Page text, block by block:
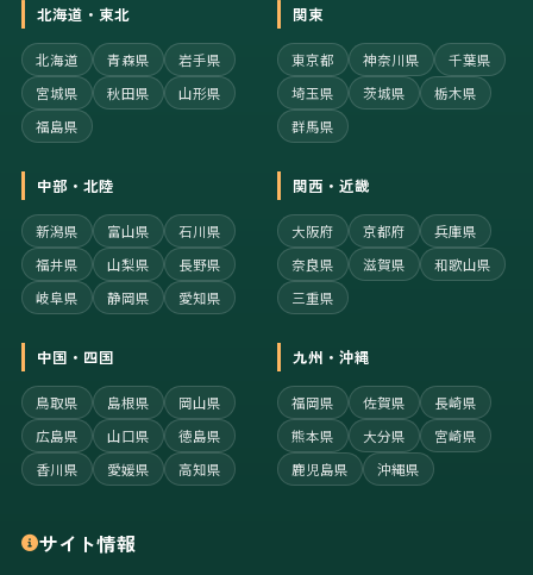
北海道・東北
北海道 青森県
岩手県
宮城県
秋田県
山形県
福島県
関東
東京都 神奈川県
千葉県
埼玉県
茨城県
栃木県
群馬県
中部・北陸
新潟県 富山県
石川県
福井県
山梨県
長野県
岐阜県
静岡県 愛知県
関西・近畿
大阪府 京都府
兵庫県
奈良県
滋賀県
和歌山県
三重県
中国・四国
鳥取県 島根県
岡山県
広島県
山口県
徳島県
香川県
愛媛県 高知県
九州・沖縄
福岡県 佐賀県
長崎県
熊本県
大分県
宮崎県
鹿児島県
沖縄県
サイト情報